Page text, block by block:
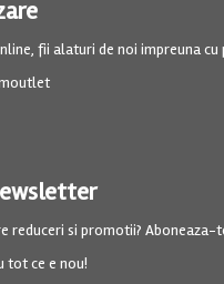
fii alaturi de noi impreuna cu
reduceri si promotii? Aboneaza-
tot ce e nou!